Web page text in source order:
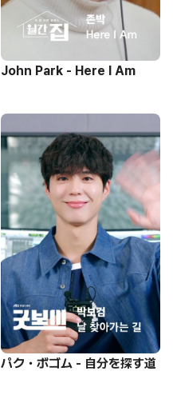
John Park - Here I Am
パク・ボゴム - 自分を探す道